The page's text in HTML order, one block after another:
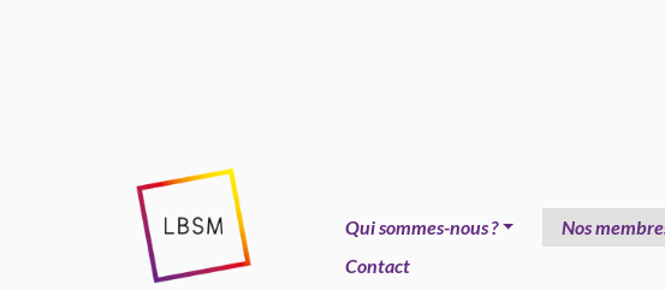
Qui sommes-nous? Nos
Contact